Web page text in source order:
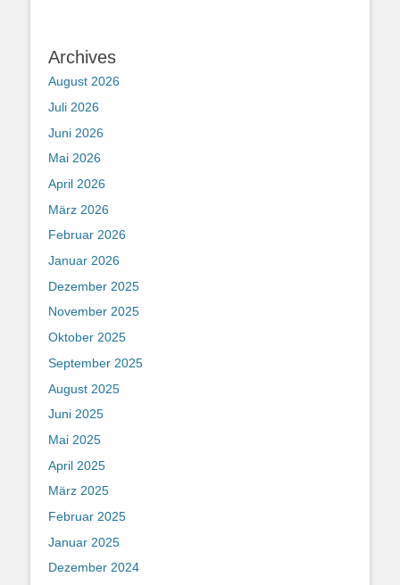
Archives
August 2026
Juli 2026
Juni 2026
Mai 2026
April 2026
März 2026
Februar 2026
Januar 2026
Dezember 2025
November 2025
Oktober 2025
September 2025
August 2025
Juni 2025
Mai 2025
April 2025
März 2025
Februar 2025
Januar 2025
Dezember 2024